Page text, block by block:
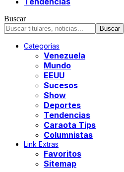
Buscar
Categorías
Venezuela
Mundo
EEUU
Sucesos
Show
Deportes
Tendencias
Caraota Tips
Columnistas
Link Extras
Favoritos
Sitemap